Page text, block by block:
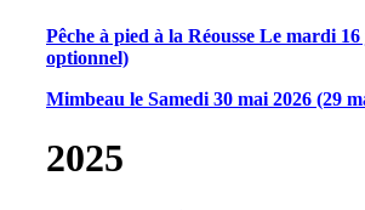
Pêche à pied à la Réousse Le mardi
optionnel)
Mimbeau le Samedi 30 mai 2026 (29
2025